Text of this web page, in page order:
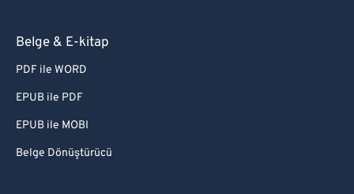
Belge & E-kitap
PDF ile WORD
EPUB ile PDF
EPUB ile MOBI
Belge Dönüştürücü